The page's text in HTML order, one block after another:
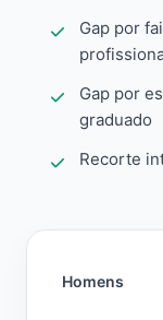
Gap por
Gap por
graduado
Recorte
Homens